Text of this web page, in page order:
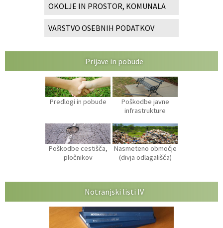
OKOLJE IN PROSTOR, KOMUNALA
VARSTVO OSEBNIH PODATKOV
Prijave in pobude
Predlogi in pobude
Poškodbe javne
infrastrukture
Poškodbe cestišča,
pločnikov
Nasmeteno območje
(divja odlagališča)
Notranjski listi IV